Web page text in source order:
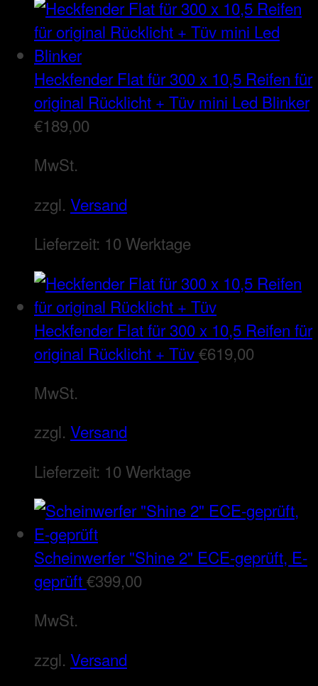
Heckfender Flat für 300 x 10,5 Reifen für
original Rücklicht + Tüv mini Led Blinker
€189,00
MwSt.
zzgl. Versand
Lieferzeit: 10 Werktage
Heckfender Flat für 300 x 10,5 Reifen für
original Rücklicht + Tüv€619,00
MwSt.
zzgl. Versand
Lieferzeit: 10 Werktage
Scheinwerfer "Shine 2" ECE-geprüft, E-
geprüft€399,00
MwSt.
zzgl. Versand